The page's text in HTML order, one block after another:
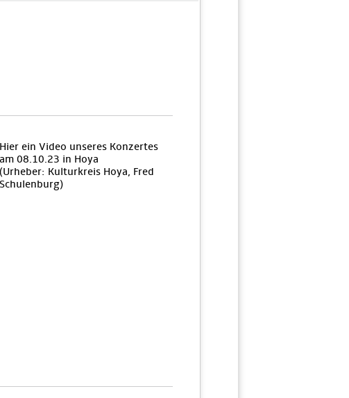
Hier ein Video unseres Konzertes
am 08.10.23 in Hoya
(Urheber: Kulturkreis Hoya, Fred
Schulenburg)